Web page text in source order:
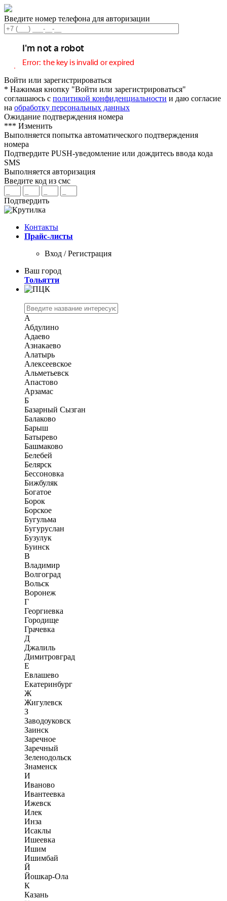
Введите номер телефона для авторизации
Войти или зарегистрироваться
* Нажимая кнопку "Войти или зарегистрироваться"
соглашаюсь с политикой конфиденциальности и даю согласие
на обработку персональных данных
Ожидание подтверждения номера
*** Изменить
Выполняется попытка автоматического подтверждения
номера
Подтвердите PUSH-уведомление или дождитесь ввода кода
SMS
Выполняется авторизация
Введите код из смс
Подтвердить
Контакты
Прайс-листы
Вход / Регистрация
Ваш город
Тольятти
А
Абдулино
Адаево
Азнакаево
Алатырь
Алексеевское
Альметьевск
Апастово
Арзамас
Б
Базарный Сызган
Балаково
Барыш
Батырево
Башмаково
Белебей
Белярск
Бессоновка
Бижбуляк
Богатое
Борок
Борское
Бугульма
Бугуруслан
Бузулук
Буинск
В
Владимир
Волгоград
Вольск
Воронеж
Г
Георгиевка
Городище
Грачевка
Д
Джалиль
Димитровград
Е
Евлашево
Екатеринбург
Ж
Жигулевск
З
Заводоуковск
Заинск
Заречное
Заречный
Зеленодольск
Знаменск
И
Иваново
Ивантеевка
Ижевск
Илек
Инза
Исаклы
Ишеевка
Ишим
Ишимбай
Й
Йошкар-Ола
К
Казань